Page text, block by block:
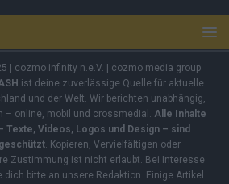
| cozmo infinity n.e.V. | cozmo media group
ist deine zuverlässige Quelle für aktuelle
und der Welt. Wir berichten unabhängig,
– online, mobil und crossmedial. Alle Inhalte
Texte, Videos, Logos und Design – sind
. Kopieren, Vervielfältigen oder
Zustimmung ist nicht erlaubt. Bei Interesse
dich bitte an unsere Redaktion. Einige Artikel